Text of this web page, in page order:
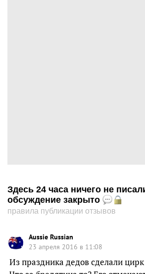
Здесь 24 часа ничего не
обсуждение закрыто
правила публикации отзывов
Aussie Russian
23 апреля 2016 в 11:08
Из праздника дедов сделали